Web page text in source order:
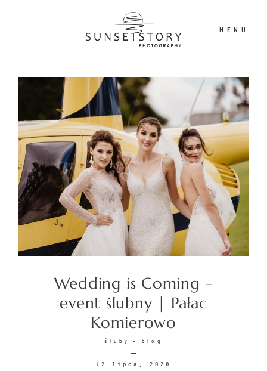
MENU
Wedding is Coming –
event ślubny | Pałac
Komierowo
śluby - blog
12 lipca, 2020
PORTFOLIO
OFERTA
CONTENT CREATOR
FILM
O NAS
KONTAKT